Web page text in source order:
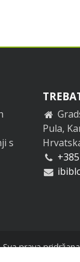
s
Pula,
prava